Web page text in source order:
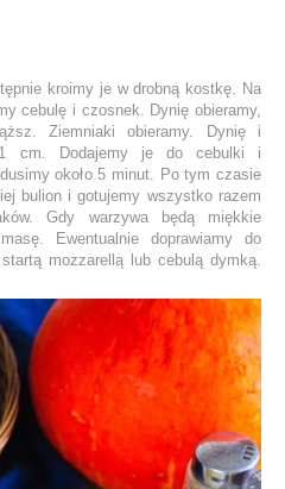
kroimy je w drobną kostkę. Na
cebulę i czosnek. Dynię obieramy,
Ziemniaki obieramy. Dynię i
cm. Dodajemy je do cebulki i
około 5 minut. Po tym czasie
bulion i gotujemy wszystko razem
Gdy warzywa będą miękkie
Ewentualnie doprawiamy do
mozzarellą lub cebulą dymką.